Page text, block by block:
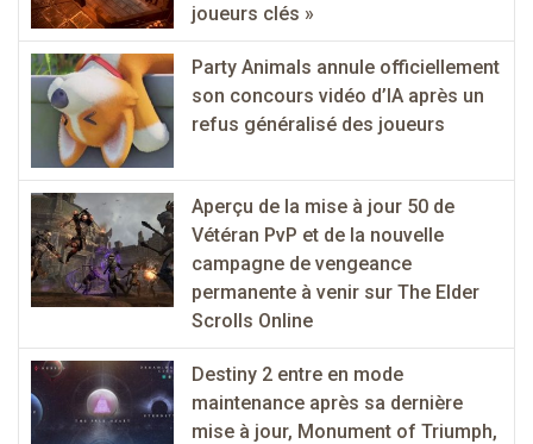
joueurs clés »
Party Animals annule officiellement
son concours vidéo d’IA après un
refus généralisé des joueurs
Aperçu de la mise à jour 50 de
Vétéran PvP et de la nouvelle
campagne de vengeance
permanente à venir sur The Elder
Scrolls Online
Destiny 2 entre en mode
maintenance après sa dernière
mise à jour, Monument of Triumph,